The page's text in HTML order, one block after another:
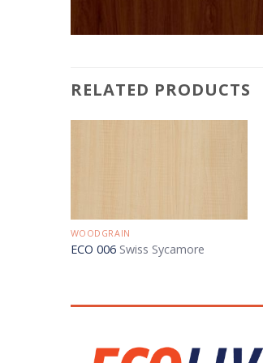
RELATED PRODUCTS
WOODGRAIN
ECO 006 Swiss Sycamore